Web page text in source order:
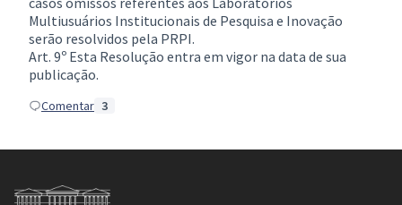
Multiusuários Institucionais de Pesquisa e Inovação
serão resolvidos pela PRPI.
Art. 9º Esta Resolução entra em vigor na data de sua
publicação.
Comentar 3